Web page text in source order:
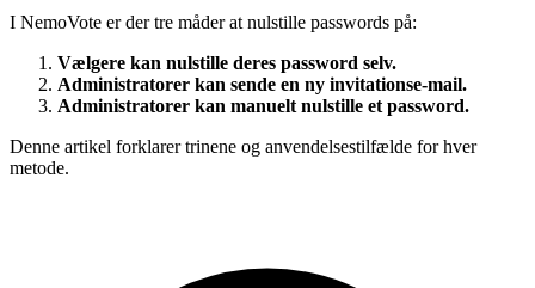
I NemoVote er der tre måder at nulstille passwords på:
Vælgere kan nulstille deres password selv.
Administratorer kan sende en ny invitationse-mail.
Administratorer kan manuelt nulstille et password.
Denne artikel forklarer trinene og anvendelsestilfælde for hver
metode.